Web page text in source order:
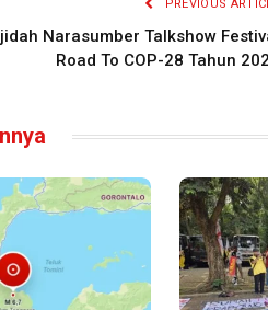
PREVIOUS
Narasumber Talkshow
Road To COP-28 Tahun